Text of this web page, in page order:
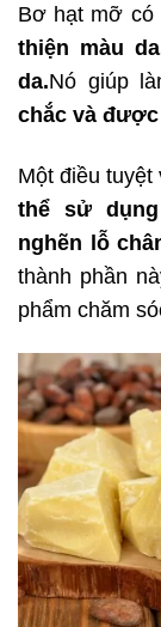
Bơ hạt mỡ có
thiện màu
da.Nó giúp
chắc và
Một điều
thể sử
nghẽn lỗ
thành phần
phẩm chăm